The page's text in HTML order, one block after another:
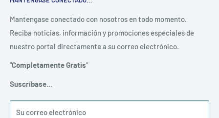
servicio en linea con el que podrá tener acceso a los
Colón Zayas Corp.
gobierno comuníquese al
nuestro correo electrónico
que podamos prepararle una cotización formal de los
productos que necesite.
Política de Privacidad
Política de Devoluciones
Contáctenos
Mantengase conectado con nosotros en todo momento.
Reciba noticias, información y promociones especiales de
nuestro portal directamente a su correo electrónico.
"Completamente Gratis"
Suscríbase...
Su correo electrónico